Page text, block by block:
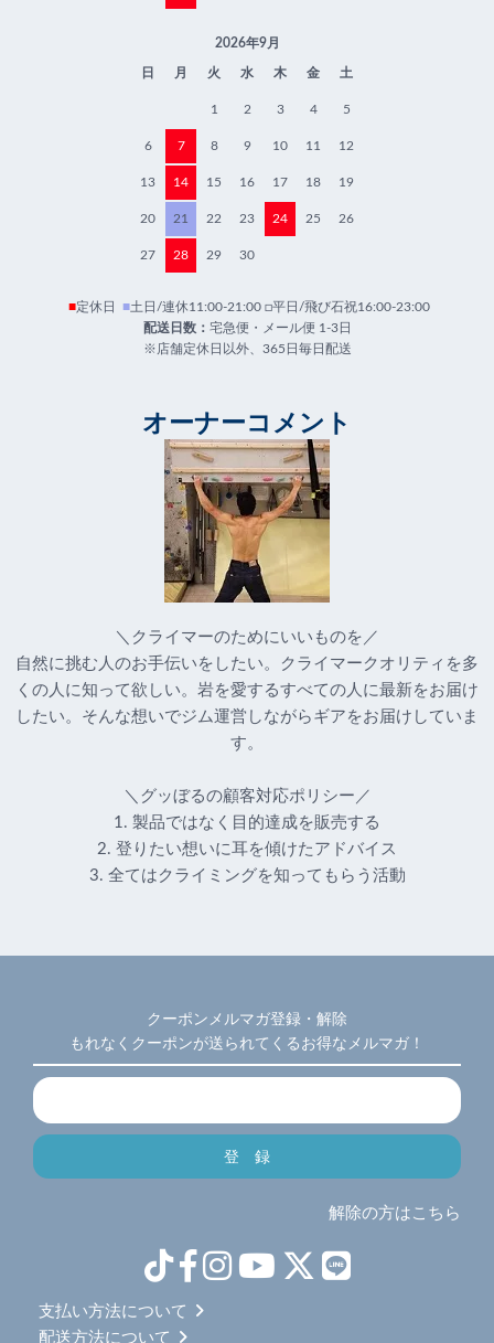
2026年9月
日 月 火 水 木 金 土
1 2 3 4 5
6 7 8 9 10 11 12
13 14 15 16 17 18 19
20 21 22 23 24 25 26
27 28 29 30
■定休日 ■土日/連休11:00-21:00 □平日/飛び石祝16:00-23:00
配送日数： 宅急便・メール便 1-3日
※店舗定休日以外、365日毎日配送
オーナーコメント
＼クライマーのためにいいものを／
自然に挑む人のお手伝いをしたい。クライマークオリティを多
くの人に知って欲しい。岩を愛するすべての人に最新をお届け
したい。そんな想いでジム運営しながらギアをお届けしていま
す。
＼グッぼるの顧客対応ポリシー／
1. 製品ではなく目的達成を販売する
2. 登りたい想いに耳を傾けたアドバイス
3. 全てはクライミングを知ってもらう活動
クーポンメルマガ登録・解除
もれなくクーポンが送られてくるお得なメルマガ！
解除の方はこちら
支払い方法について
配送方法について